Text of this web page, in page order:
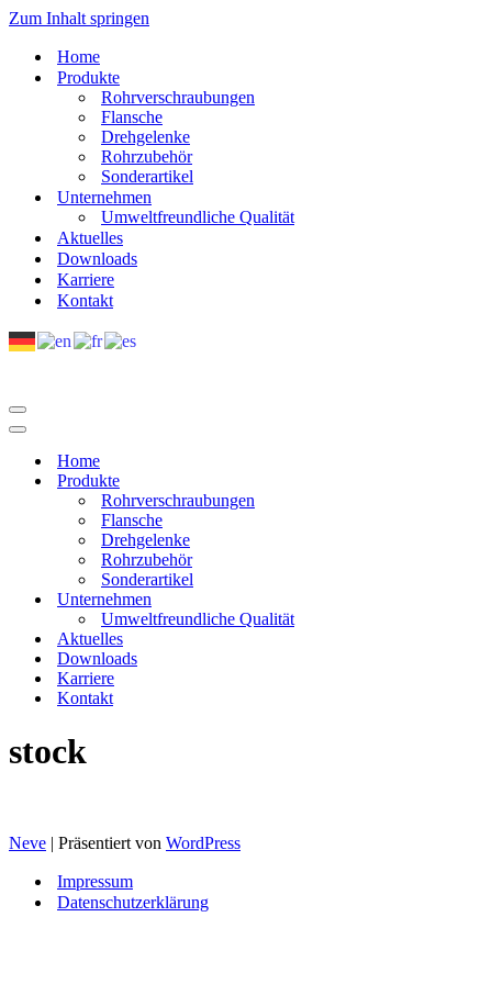
Zum Inhalt springen
Home
Produkte
Rohrverschraubungen
Flansche
Drehgelenke
Rohrzubehör
Sonderartikel
Unternehmen
Umweltfreundliche Qualität
Aktuelles
Downloads
Karriere
Kontakt
Navigations-
Menü
Navigations-
Home
Produkte
Rohrverschraubungen
Flansche
Drehgelenke
Rohrzubehör
Sonderartikel
Unternehmen
Umweltfreundliche Qualität
Aktuelles
Downloads
Karriere
Kontakt
stock
Neve | Präsentiert von WordPress
Impressum
Datenschutzerklärung